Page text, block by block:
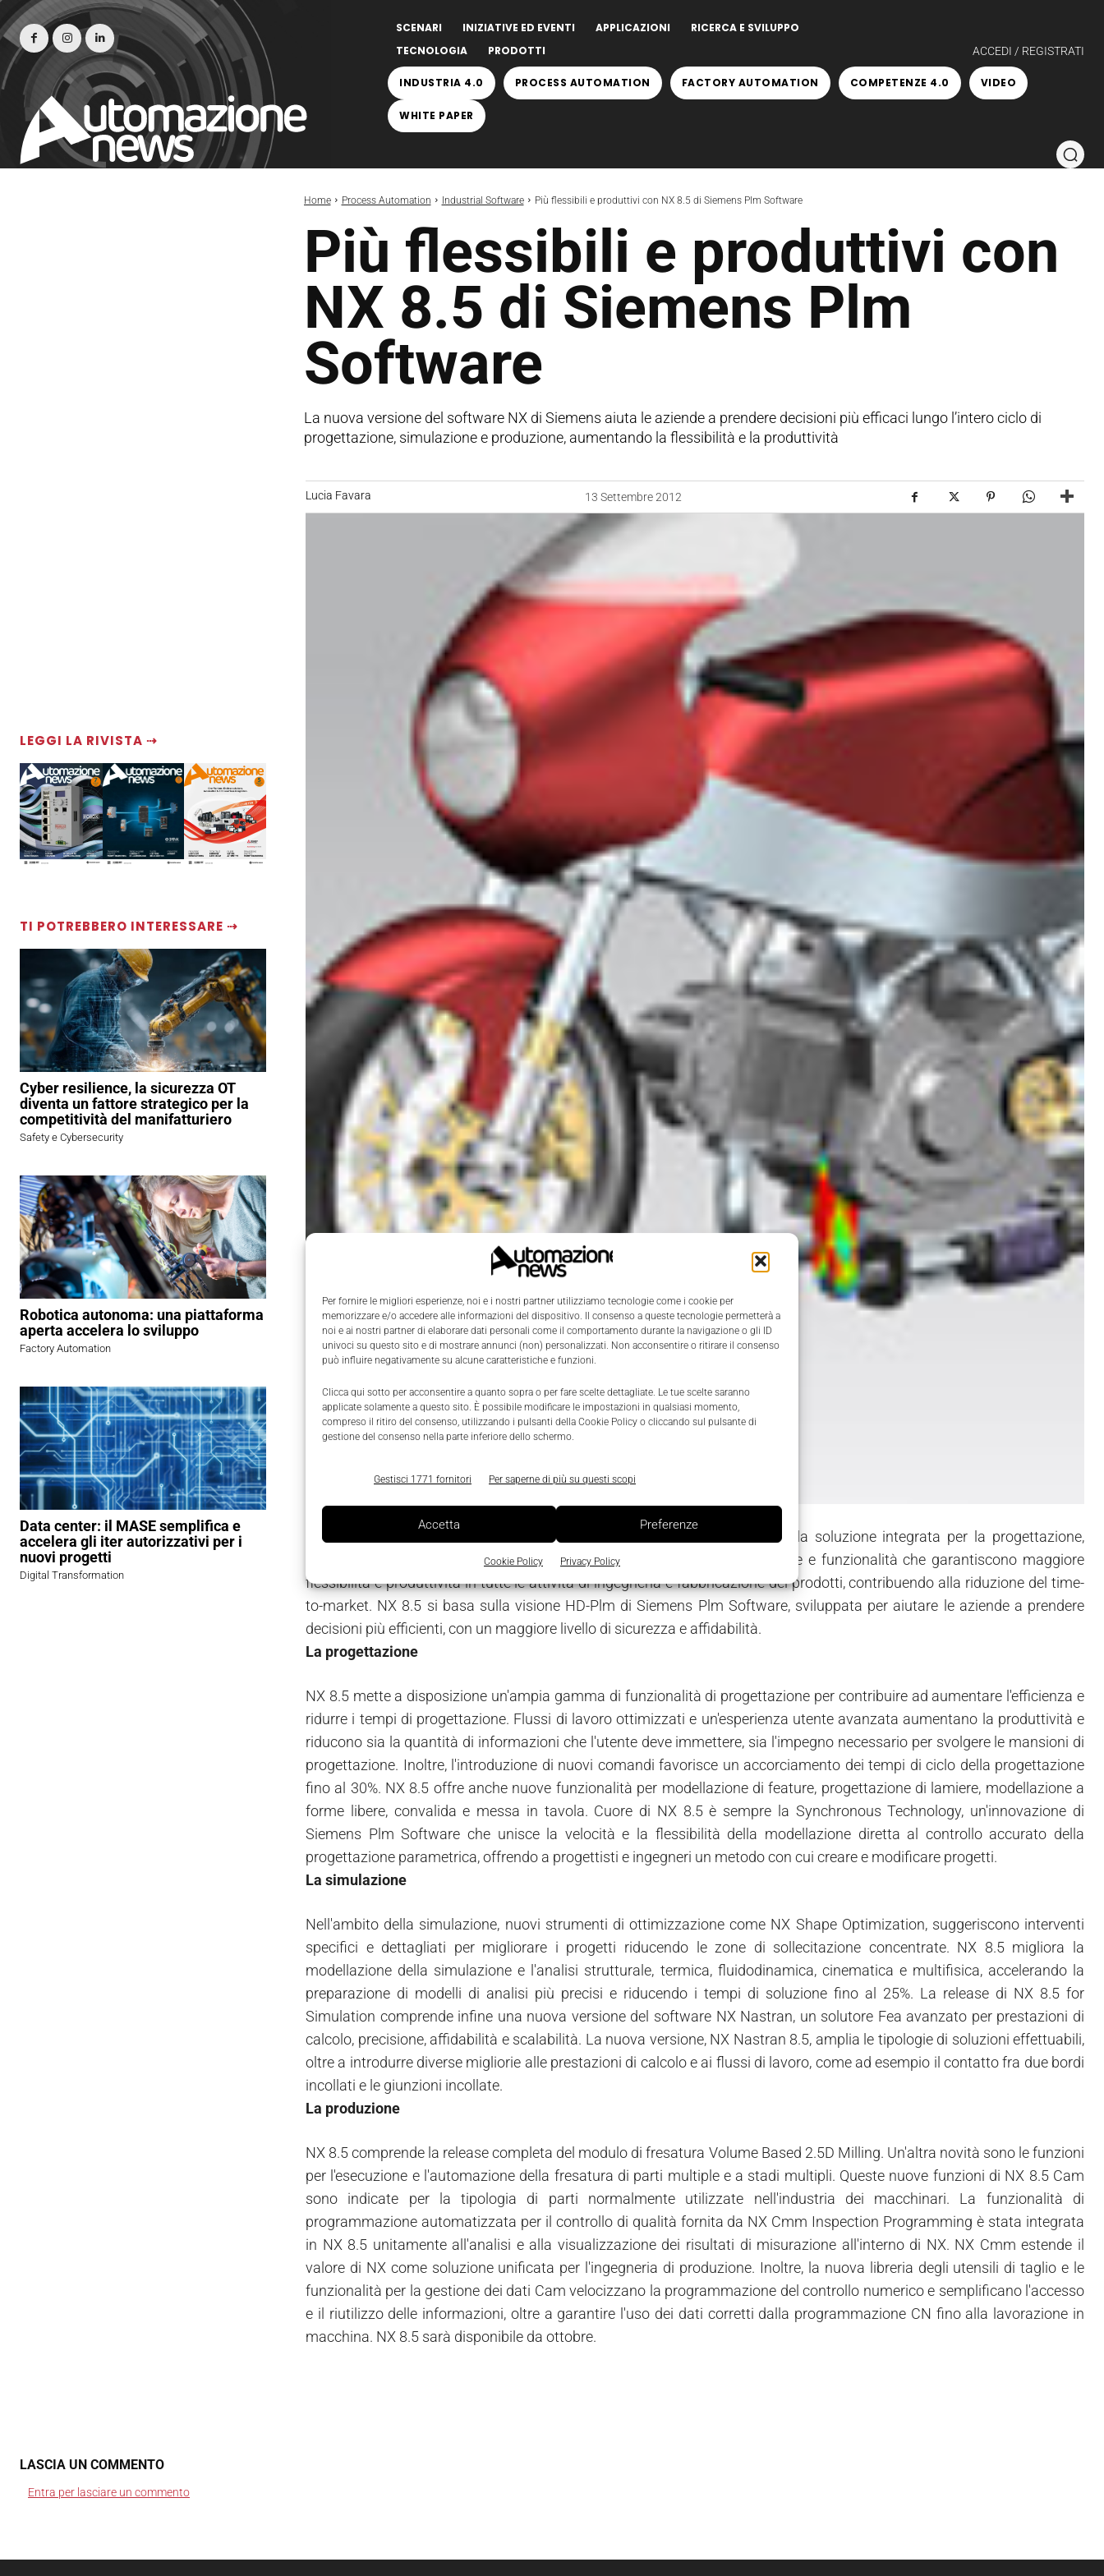
Per fornire le migliori esperienze, noi e i nostri partner utilizziamo tecnologie come i cookie per
memorizzare e/o accedere alle informazioni del dispositivo. Il consenso a queste tecnologie permetterà a
noi e ai nostri partner di elaborare dati personali come il comportamento durante la navigazione o gli ID
univoci su questo sito e di mostrare annunci (non) personalizzati. Non acconsentire o ritirare il consenso
può influire negativamente su alcune caratteristiche e funzioni.
Clicca qui sotto per acconsentire a quanto sopra o per fare scelte dettagliate. Le tue scelte saranno
applicate solamente a questo sito. È possibile modificare le impostazioni in qualsiasi momento,
compreso il ritiro del consenso, utilizzando i pulsanti della Cookie Policy o cliccando sul pulsante di
gestione del consenso nella parte inferiore dello schermo.
Gestisci 1771 fornitori Per saperne di più su questi scopi
Accetta Preferenze
Cookie Policy Privacy Policy
SCENARI INIZIATIVE ED EVENTI APPLICAZIONI
RICERCA E SVILUPPO
TECNOLOGIA
PRODOTTI ACCEDI / REGISTRATI
INDUSTRIA 4.0 PROCESS AUTOMATION FACTORY AUTOMATION COMPETENZE 4.0 VIDEO
WHITE PAPER
Home Process Automation Industrial Software Più flessibili e produttivi con NX 8.5 di Siemens Plm Software
Più flessibili e produttivi con
NX 8.5 di Siemens Plm
Software
La nuova versione del software NX di Siemens aiuta le aziende a prendere decisioni più efficaci lungo l’intero ciclo di
progettazione, simulazione e produzione, aumentando la flessibilità e la produttività
LEGGI LA RIVISTA ⇢
TI POTREBBERO INTERESSARE ⇢
Cyber resilience, la sicurezza OT
diventa un fattore strategico per la
competitività del manifatturiero
Safety e Cybersecurity
Robotica autonoma: una piattaforma
aperta accelera lo sviluppo
Factory Automation
Data center: il MASE semplifica e
accelera gli iter autorizzativi per i
nuovi progetti
Digital Transformation
Lucia Favara 13 Settembre 2012
Siemens PlmSoftware ha annunciato la nuova release del software NX, la soluzione integrata per la progettazione,
produzione e simulazione. La nuova versione, NX 8.5, offre nuove migliorie e funzionalità che garantiscono maggiore
flessibilità e produttività in tutte le attività di ingegneria e fabbricazione dei prodotti, contribuendo alla riduzione del time-
to-market. NX 8.5 si basa sulla visione HD-Plm di Siemens Plm Software, sviluppata per aiutare le aziende a prendere
decisioni più efficienti, con un maggiore livello di sicurezza e affidabilità.
La progettazione
NX 8.5 mette a disposizione un'ampia gamma di funzionalità di progettazione per contribuire ad aumentare l'efficienza e
ridurre i tempi di progettazione. Flussi di lavoro ottimizzati e un'esperienza utente avanzata aumentano la produttività e
riducono sia la quantità di informazioni che l'utente deve immettere, sia l'impegno necessario per svolgere le mansioni di
progettazione. Inoltre, l'introduzione di nuovi comandi favorisce un accorciamento dei tempi di ciclo della progettazione
fino al 30%. NX 8.5 offre anche nuove funzionalità per modellazione di feature, progettazione di lamiere, modellazione a
forme libere, convalida e messa in tavola. Cuore di NX 8.5 è sempre la Synchronous Technology, un'innovazione di
Siemens Plm Software che unisce la velocità e la flessibilità della modellazione diretta al controllo accurato della
progettazione parametrica, offrendo a progettisti e ingegneri un metodo con cui creare e modificare progetti.
La simulazione
Nell'ambito della simulazione, nuovi strumenti di ottimizzazione come NX Shape Optimization, suggeriscono interventi
specifici e dettagliati per migliorare i progetti riducendo le zone di sollecitazione concentrate. NX 8.5 migliora la
modellazione della simulazione e l'analisi strutturale, termica, fluidodinamica, cinematica e multifisica, accelerando la
preparazione di modelli di analisi più precisi e riducendo i tempi di soluzione fino al 25%. La release di NX 8.5 for
Simulation comprende infine una nuova versione del software NX Nastran, un solutore Fea avanzato per prestazioni di
calcolo, precisione, affidabilità e scalabilità. La nuova versione, NX Nastran 8.5, amplia le tipologie di soluzioni effettuabili,
oltre a introdurre diverse migliorie alle prestazioni di calcolo e ai flussi di lavoro, come ad esempio il contatto fra due bordi
incollati e le giunzioni incollate.
La produzione
NX 8.5 comprende la release completa del modulo di fresatura Volume Based 2.5D Milling. Un'altra novità sono le funzioni
per l'esecuzione e l'automazione della fresatura di parti multiple e a stadi multipli. Queste nuove funzioni di NX 8.5 Cam
sono indicate per la tipologia di parti normalmente utilizzate nell'industria dei macchinari. La funzionalità di
programmazione automatizzata per il controllo di qualità fornita da NX Cmm Inspection Programming è stata integrata
in NX 8.5 unitamente all'analisi e alla visualizzazione dei risultati di misurazione all'interno di NX. NX Cmm estende il
valore di NX come soluzione unificata per l'ingegneria di produzione. Inoltre, la nuova libreria degli utensili di taglio e le
funzionalità per la gestione dei dati Cam velocizzano la programmazione del controllo numerico e semplificano l'accesso
e il riutilizzo delle informazioni, oltre a garantire l'uso dei dati corretti dalla programmazione CN fino alla lavorazione in
macchina. NX 8.5 sarà disponibile da ottobre.
LASCIA UN COMMENTO
Entra per lasciare un commento